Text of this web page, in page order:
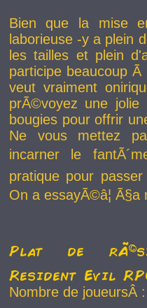
Bien que la mise
laborieuse -y a plein
les tailles et plein
participe beaucoup
veut vraiment
prÃ©voyez une
bougies pour offrir
Ne vous mettez
incarner le
pratique pour
On a essayÃ©â¦
Plat de
Resident Evil
Nombre de